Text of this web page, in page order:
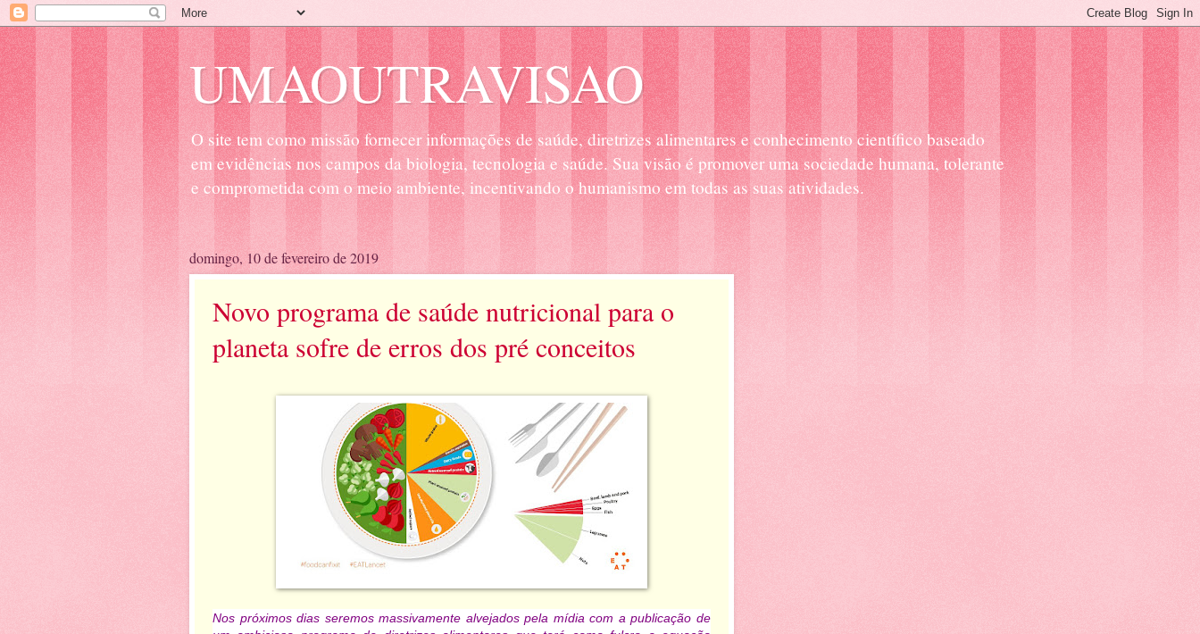
UMAOUTRAVISAO
O site tem como missão fornecer informações de saúde, diretrizes alimentares e conhecimento científico baseado
em evidências nos campos da biologia, tecnologia e saúde. Sua visão é promover uma sociedade humana, tolerante
e comprometida com o meio ambiente, incentivando o humanismo em todas as suas atividades.
domingo, 10 de fevereiro de 2019
Novo programa de saúde nutricional para o
planeta sofre de erros dos pré conceitos
Nos próximos dias seremos massivamente alvejados pela mídia com a publicação de